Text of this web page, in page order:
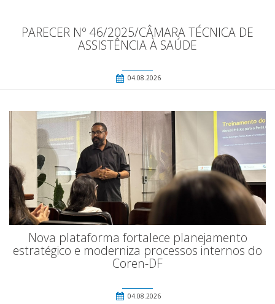
PARECER Nº 46/2025/CÂMARA TÉCNICA DE
ASSISTÊNCIA À SAÚDE
04.08.2026
Nova plataforma fortalece planejamento
estratégico e moderniza processos internos do
Coren-DF
04.08.2026